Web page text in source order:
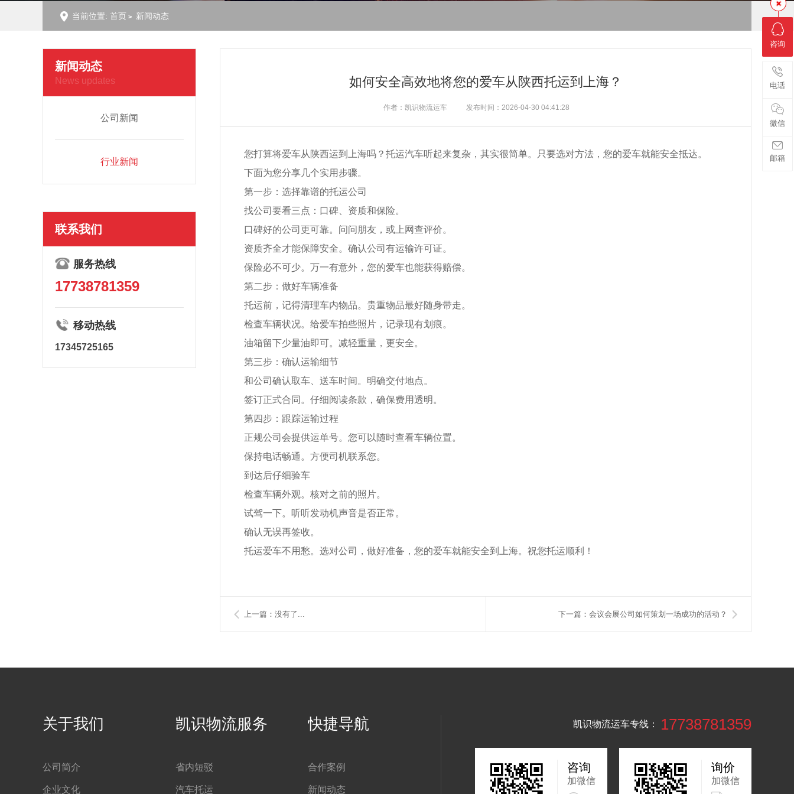
当前位置: 首页 新闻动态
新闻动态
News updates
公司新闻
行业新闻
联系我们
服务热线
17738781359
移动热线
17345725165
如何安全高效地将您的爱车从陕西托运到上海？
作者：凯识物流运车 发布时间：2026-04-30 04:41:28
您打算将爱车从陕西运到上海吗？托运汽车听起来复杂，其实很简单。只要选对方法，您的爱车就能安全抵达。
下面为您分享几个实用步骤。
第一步：选择靠谱的托运公司
找公司要看三点：口碑、资质和保险。
口碑好的公司更可靠。问问朋友，或上网查评价。
资质齐全才能保障安全。确认公司有运输许可证。
保险必不可少。万一有意外，您的爱车也能获得赔偿。
第二步：做好车辆准备
托运前，记得清理车内物品。贵重物品最好随身带走。
检查车辆状况。给爱车拍些照片，记录现有划痕。
油箱留下少量油即可。减轻重量，更安全。
第三步：确认运输细节
和公司确认取车、送车时间。明确交付地点。
签订正式合同。仔细阅读条款，确保费用透明。
第四步：跟踪运输过程
正规公司会提供运单号。您可以随时查看车辆位置。
保持电话畅通。方便司机联系您。
到达后仔细验车
检查车辆外观。核对之前的照片。
试驾一下。听听发动机声音是否正常。
确认无误再签收。
托运爱车不用愁。选对公司，做好准备，您的爱车就能安全到上海。祝您托运顺利！
上一篇：没有了... 下一篇：会议会展公司如何策划一场成功的活动？
关于我们
公司简介
企业文化
凯识物流服务
省内短驳
汽车托运
快捷导航
合作案例
新闻动态
凯识物流运车专线： 17738781359
咨询
加微信
询价
加微信
咨询
电话
微信
邮箱